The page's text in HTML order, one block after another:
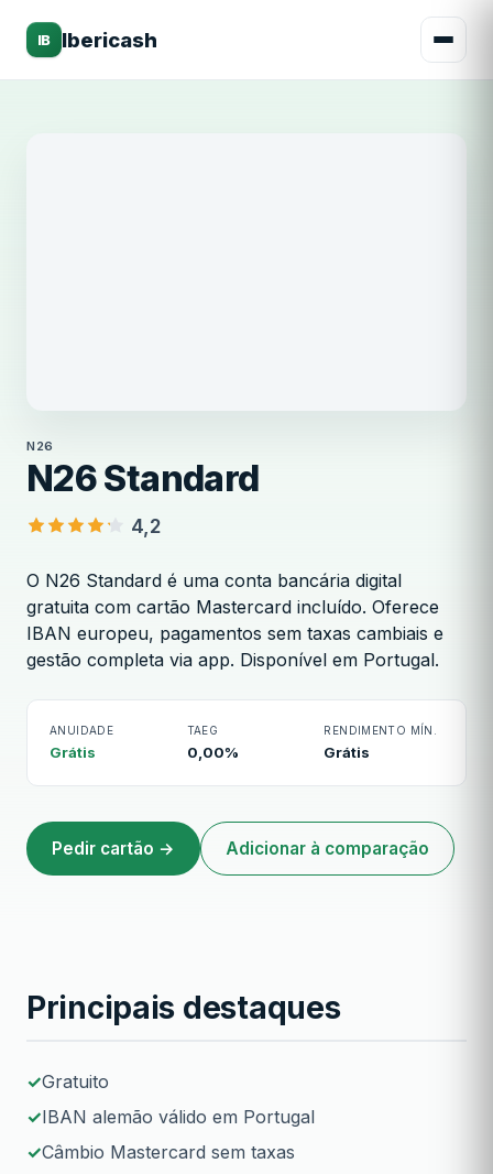
IB Ibericash
N26
N26 Standard
4,2
O N26 Standard é uma conta bancária digital
gratuita com cartão Mastercard incluído. Oferece
IBAN europeu, pagamentos sem taxas cambiais e
gestão completa via app. Disponível em Portugal.
ANUIDADE
Grátis
TAEG
0,00%
RENDIMENTO MÍN.
Grátis
Pedir cartão → Adicionar à comparação
Principais destaques
Gratuito
IBAN alemão válido em Portugal
Câmbio Mastercard sem taxas